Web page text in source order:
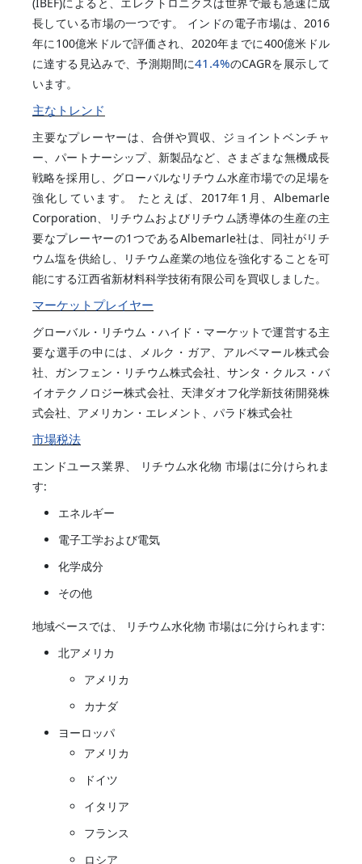
長している市場の一つです。 インドの電子市場は、2016
年に100億米ドルで評価され、2020年までに400億米ドル
に達する見込みで、予測期間に41.4%のCAGRを展示して
います。
主なトレンド
主要なプレーヤーは、合併や買収、ジョイントベンチャ
ー、パートナーシップ、新製品など、さまざまな無機成長
戦略を採用し、グローバルなリチウム水産市場での足場を
強化しています。 たとえば、2017年1月、Albemarle
Corporation、リチウムおよびリチウム誘導体の生産の主
要なプレーヤーの1つであるAlbemarle社は、同社がリチ
ウム塩を供給し、リチウム産業の地位を強化することを可
能にする江西省新材料科学技術有限公司を買収しました。
マーケットプレイヤー
グローバル・リチウム・ハイド・マーケットで運営する主
要な選手の中には、メルク・ガア、アルベマール株式会
社、ガンフェン・リチウム株式会社、サンタ・クルス・バ
イオテクノロジー株式会社、天津ダオフ化学新技術開発株
式会社、アメリカン・エレメント、パラド株式会社
市場税法
エンドユース業界、 リチウム水化物 市場はに分けられま
す:
エネルギー
電子工学および電気
化学成分
その他
地域ベースでは、 リチウム水化物 市場はに分けられます:
北アメリカ
アメリカ
カナダ
ヨーロッパ
アメリカ
ドイツ
イタリア
フランス
ロシア